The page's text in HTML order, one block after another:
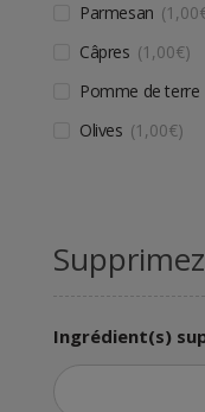
Parmesan 1,00
Câpres 1,00€
Pomme de terre
Olives 1,00€
Ingrédient(s)